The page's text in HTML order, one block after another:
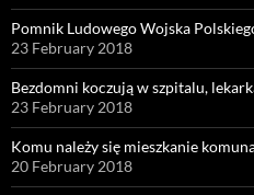
Pomnik Ludowego Wojska
23 February 2018
Bezdomni koczują w szpitalu,
23 February 2018
Komu należy się mieszkanie
20 February 2018